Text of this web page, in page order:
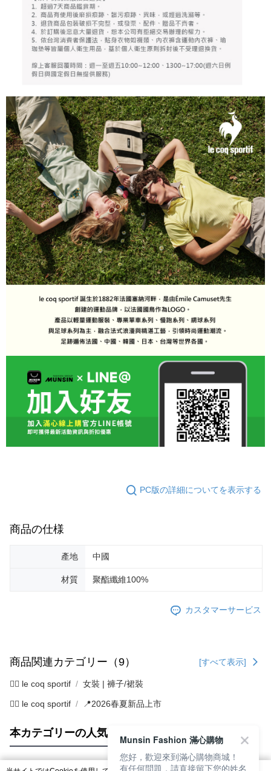
PC版の詳細についてを表示する
商品の仕様
產地 中國
材質 聚酯纖維100%
カスタマーサービス
商品関連カテゴリー（9） [すべて表示]
🚴‍♂️ le coq sportif 女裝 | 褲子/裙裝
🚴‍♂️ le coq sportif 📍2026春夏新品上市
本カテゴリーの人気商品 サイト全体のランキング
Munsin Fashion 滿心購物
您好，歡迎來到滿心購物商城！
有任何問題，請直接留下您的姓名